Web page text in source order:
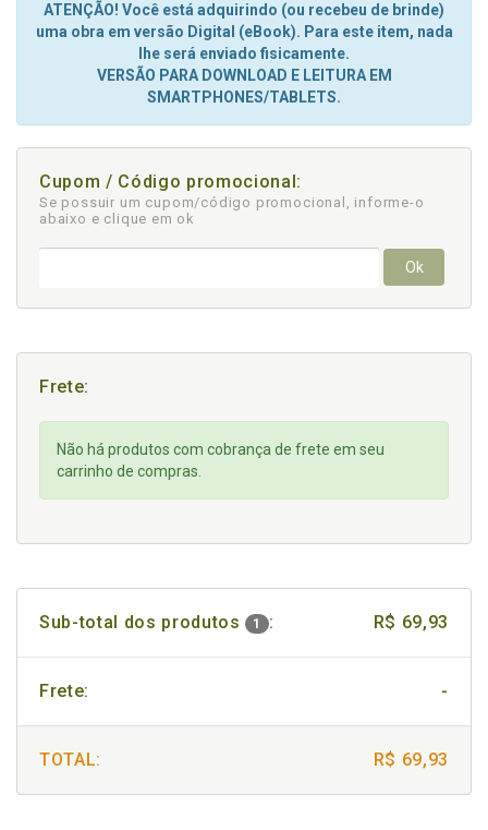
ATENÇÃO! Você está adquirindo (ou recebeu de brinde)
uma obra em versão Digital (eBook). Para este item, nada
lhe será enviado fisicamente.
VERSÃO PARA DOWNLOAD E LEITURA EM
SMARTPHONES/TABLETS.
Cupom / Código promocional:
Se possuir um cupom/código promocional, informe-o
abaixo e clique em ok
Ok
Frete:
Não há produtos com cobrança de frete em seu
carrinho de compras.
Sub-total dos produtos 1 : R$ 69,93
Frete: -
TOTAL: R$ 69,93